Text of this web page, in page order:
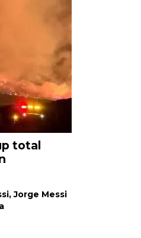
total
Jorge Messi